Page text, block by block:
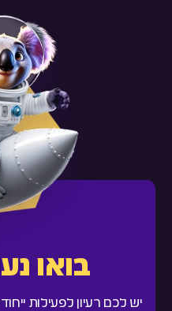
בואו
יש לכם רעיון לפעילות